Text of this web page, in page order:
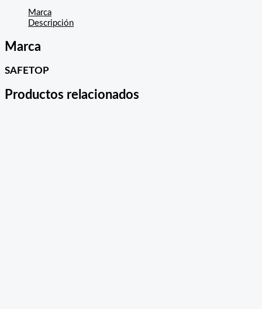
Marca
Descripción
Marca
SAFETOP
Productos relacionados